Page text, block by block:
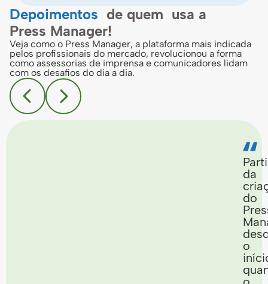
Depoimentos de quem usa a
Press Manager!
Veja como o Press Manager, a plataforma mais indicada
pelos profissionais do mercado, revolucionou a forma
como assessorias de imprensa e comunicadores lidam
com os desafios do dia a dia.
da
do
o